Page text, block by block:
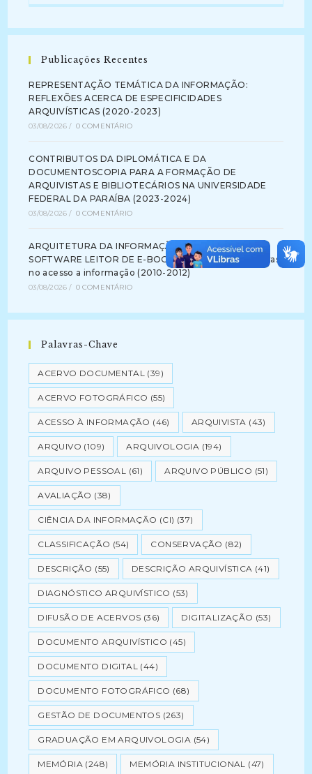
Publicações Recentes
REPRESENTAÇÃO TEMÁTICA DA INFORMAÇÃO:
REFLEXÕES ACERCA DE ESPECIFICIDADES
ARQUIVÍSTICAS (2020-2023)
03/08/2026 / 0 COMENTÁRIO
CONTRIBUTOS DA DIPLOMÁTICA E DA
DOCUMENTOSCOPIA PARA A FORMAÇÃO DE
ARQUIVISTAS E BIBLIOTECÁRIOS NA UNIVERSIDADE
FEDERAL DA PARAÍBA (2023-2024)
03/08/2026 / 0 COMENTÁRIO
ARQUITETURA DA INFORMAÇÃO NA INTERFACE DE
SOFTWARE LEITOR DE E-BOOK: identificando barreiras
no acesso a informação (2010-2012)
03/08/2026 / 0 COMENTÁRIO
Palavras-Chave
ACERVO DOCUMENTAL (39)
ACERVO FOTOGRÁFICO (55)
ACESSO À INFORMAÇÃO (46) ARQUIVISTA (43)
ARQUIVO (109) ARQUIVOLOGIA (194)
ARQUIVO PESSOAL (61) ARQUIVO PÚBLICO (51)
AVALIAÇÃO (38)
CIÊNCIA DA INFORMAÇÃO (CI) (37)
CLASSIFICAÇÃO (54) CONSERVAÇÃO (82)
DESCRIÇÃO (55) DESCRIÇÃO ARQUIVÍSTICA (41)
DIAGNÓSTICO ARQUIVÍSTICO (53)
DIFUSÃO DE ACERVOS (36) DIGITALIZAÇÃO (53)
DOCUMENTO ARQUIVÍSTICO (45)
DOCUMENTO DIGITAL (44)
DOCUMENTO FOTOGRÁFICO (68)
GESTÃO DE DOCUMENTOS (263)
GRADUAÇÃO EM ARQUIVOLOGIA (54)
MEMÓRIA (248) MEMÓRIA INSTITUCIONAL (47)